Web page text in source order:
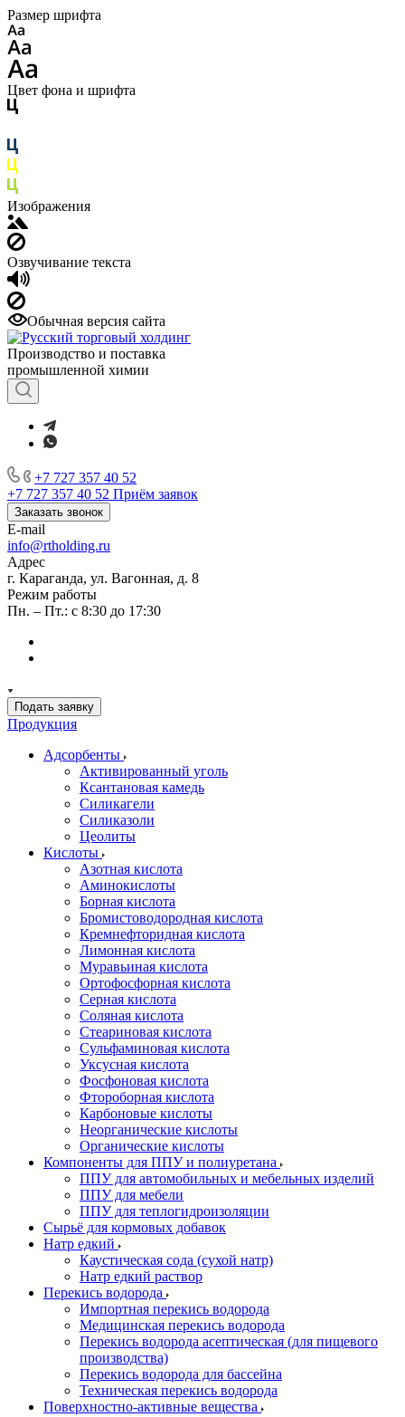
Размер шрифта
Цвет фона и шрифта
Изображения
Озвучивание текста
Обычная версия сайта
Производство и поставка
промышленной химии
+7 727 357 40 52
+7 727 357 40 52 Приём заявок
Заказать звонок
E-mail
info@rtholding.ru
Адрес
г. Караганда, ул. Вагонная, д. 8
Режим работы
Пн. – Пт.: с 8:30 до 17:30
Подать заявку
Продукция
Адсорбенты
Активированный уголь
Ксантановая камедь
Силикагели
Силиказоли
Цеолиты
Кислоты
Азотная кислота
Аминокислоты
Борная кислота
Бромистоводородная кислота
Кремнефторидная кислота
Лимонная кислота
Муравьиная кислота
Ортофосфорная кислота
Серная кислота
Соляная кислота
Стеариновая кислота
Сульфаминовая кислота
Уксусная кислота
Фосфоновая кислота
Фтороборная кислота
Карбоновые кислоты
Неорганические кислоты
Органические кислоты
Компоненты для ППУ и полиуретана
ППУ для автомобильных и мебельных изделий
ППУ для мебели
ППУ для теплогидроизоляции
Сырьё для кормовых добавок
Натр едкий
Каустическая сода (сухой натр)
Натр едкий раствор
Перекись водорода
Импортная перекись водорода
Медицинская перекись водорода
Перекись водорода асептическая (для пищевого
производства)
Перекись водорода для бассейна
Техническая перекись водорода
Поверхностно-активные вещества